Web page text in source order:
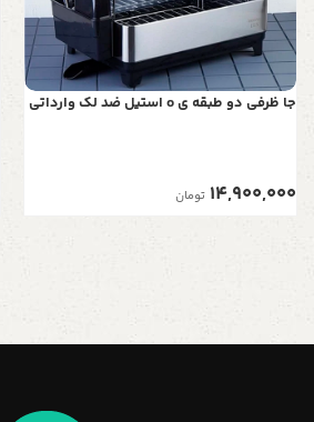
جا ظرفی دو طبقه ی o استیل ضد لک وارداتی
14,900,000 تومان